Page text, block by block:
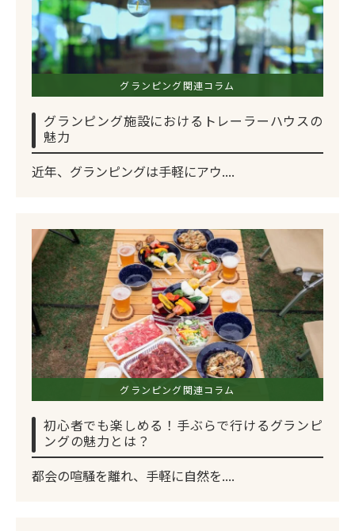
グランピング関連コラム
グランピング施設におけるトレーラーハウスの
魅力
近年、グランピングは手軽にアウ....
グランピング関連コラム
初心者でも楽しめる！手ぶらで行けるグランピ
ングの魅力とは？
都会の喧騒を離れ、手軽に自然を....